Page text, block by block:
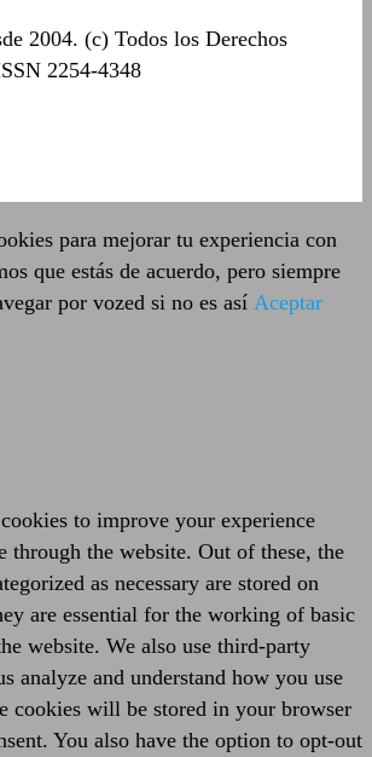
2004. (c) Todos los Derechos
2254-4348
para mejorar tu experiencia con
que estás de acuerdo, pero siempre
por vozed si no es así Aceptar
to improve your experience
through the website. Out of these, the
as necessary are stored on
are essential for the working of basic
website. We also use third-party
analyze and understand how you use
cookies will be stored in your browser
You also have the option to opt-out